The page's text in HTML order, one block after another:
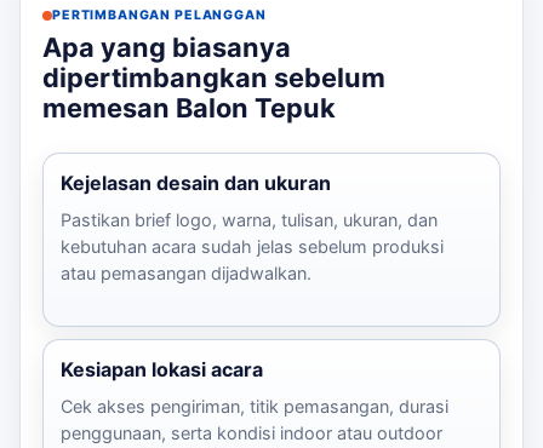
PERTIMBANGAN PELANGGAN
Apa yang biasanya
dipertimbangkan sebelum
memesan Balon Tepuk
Kejelasan desain dan ukuran
Pastikan brief logo, warna, tulisan, ukuran, dan
kebutuhan acara sudah jelas sebelum produksi
atau pemasangan dijadwalkan.
Kesiapan lokasi acara
Cek akses pengiriman, titik pemasangan, durasi
penggunaan, serta kondisi indoor atau outdoor